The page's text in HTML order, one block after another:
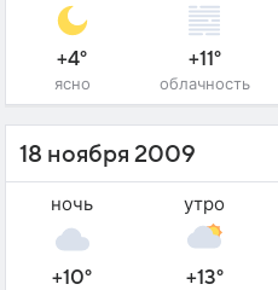
+4°
ясно
+11°
облачность
18 ноября 2009
ночь
+10°
утро
+13°